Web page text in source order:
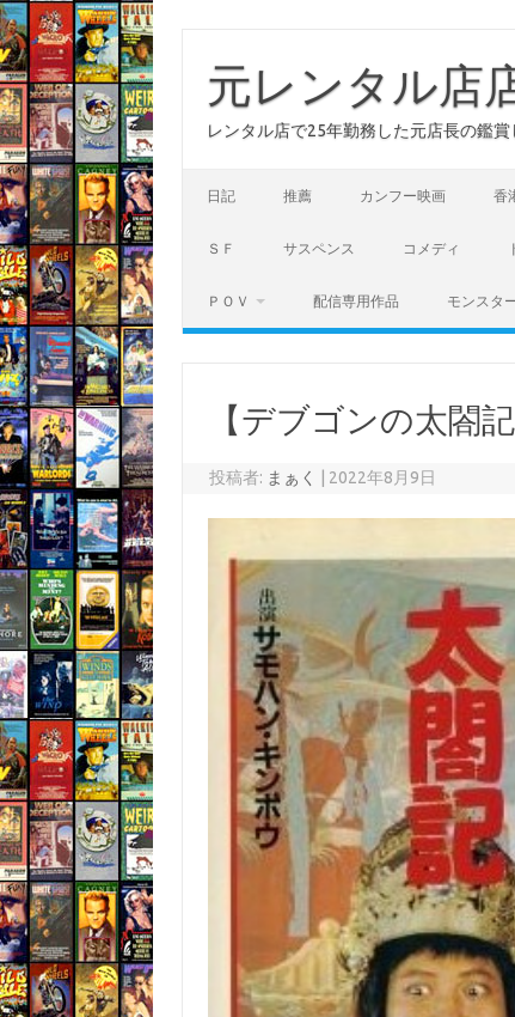
元レンタル店
レンタル店で25年勤務した元店長の鑑
日記 推薦 カンフー映画 香
ＳＦ サスペンス コメディ
ＰＯＶ 配信専用作品 モンスタ
【デブゴンの太閤
投稿者: まぁく 2022年8月9日